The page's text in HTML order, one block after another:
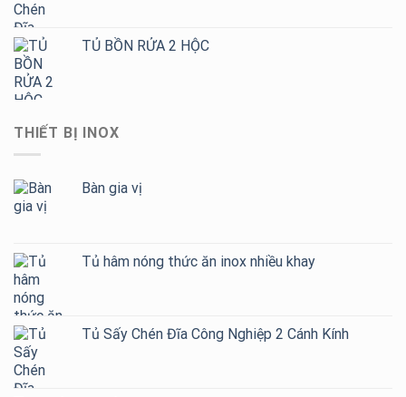
TỦ BỒN RỬA 2 HỘC
THIẾT BỊ INOX
Bàn gia vị
Tủ hâm nóng thức ăn inox nhiều khay
Tủ Sấy Chén Đĩa Công Nghiệp 2 Cánh Kính